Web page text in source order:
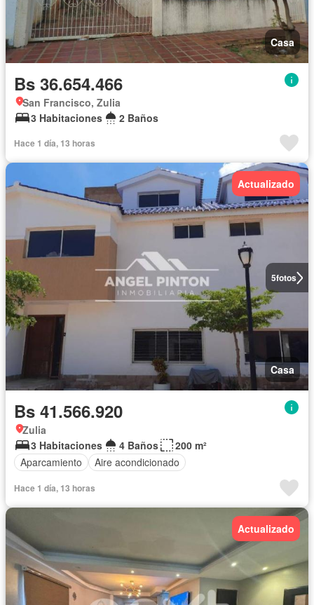
Casa
Bs 36.654.466
San Francisco, Zulia
3 Habitaciones
2 Baños
Hace 1 día, 13 horas
5fotos
Actualizado
Casa
Bs 41.566.920
Zulia
3 Habitaciones
4 Baños
200 m²
Aparcamiento
Aire acondicionado
Hace 1 día, 13 horas
Actualizado